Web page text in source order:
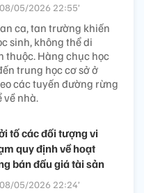
08/05/2026 22:55’
ca, tan trường khiến
sinh, không thể di
thuộc. Hàng chục học
trung học cơ sở ở
các tuyến đường rừng
về nhà.
tố các đối tượng vi
quy định về hoạt
bán đấu giá tài sản
08/05/2026 22:24’